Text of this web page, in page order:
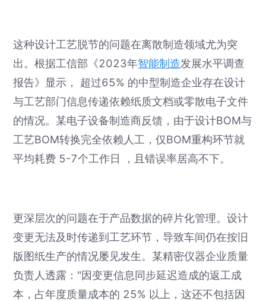
这种设计工艺脱节的问题在离散制造领域尤为突
出。根据工信部《2023年智能制造发展水平调查
报告》显示， 超过65% 的中型制造企业存在设计
与工艺部门信息传递依赖纸质文档或零散电子文件
的情况。某电子设备制造商反馈，由于设计BOM与
工艺BOM转换完全依赖人工，仅BOM重构环节就
平均耗费 5-7个工作日 ，且错误率居高不下。
更深层次的问题在于产品数据的碎片化管理。设计
变更无法及时传递到工艺环节，导致车间仍在按旧
版图纸生产的情况屡见发生。某精密仪器企业质量
负责人透露："因变更信息同步延迟造成的返工成
本，占年度质量成本的 25% 以上，这还不包括因